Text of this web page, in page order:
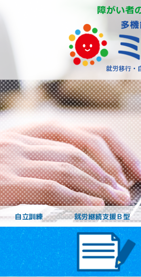
自立訓練 就労継続支援Ｂ型